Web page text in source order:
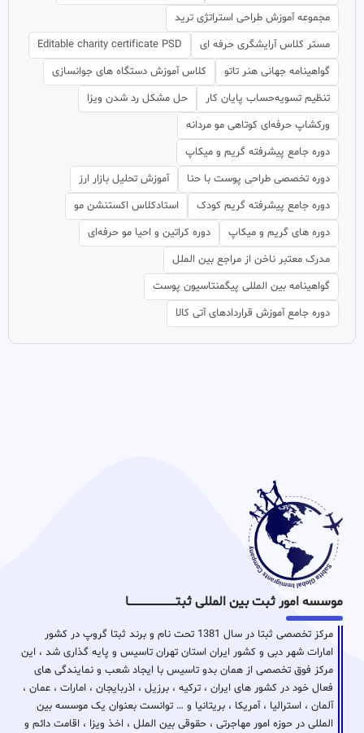
مجموعه آموزش طراحی استراتژی ترید
مستر کلاس آرایشگری حرفه ای
Editable charity certificate PSD
گواهینامه جهانی هنر تاتو
کلاس آموزش دستگاه های جوانسازی
تنظیم تسویه‌حساب پایان کار
حل مشکل رد شدن ویزا
ورکشاپ حرفه‌ای کوتاهی مو مردانه
دوره جامع پیشرفته گریم و میکاپ
دوره تخصصی طراحی پوست با حنا
آموزش تحلیل بازار ارز
دوره جامع پیشرفته گریم کودک
استادکلاس اکستنشن مو
دوره های گریم و میکاپ
دوره کراتین و احیا مو حرفه‌ای
مدرک معتبر ناخن از مراجع بین الملل
گواهینامه بین المللی پیگمنتاسیون پوست
دوره جامع آموزش قراردادهای آتی کالا
موسسه امور ثبت بین المللی ثبتـــــــــــــــــــــــــــــا
مرکز تخصصی ثبتا در سال 1381 تحت نام و برند ثبتا گروپ در کشور
امارات شهر دبی و کشور ایران استان تهران تاسیس و پایه گذاری شد ، این
مرکز فوق تخصصی از همان بدو تاسیس با ایجاد شعب و نمایندگی های
فعال خود در کشور های ایران ، ترکیه ، برزیل ، اذربایجان ، امارات ، عمان ،
آلمان ، استرالیا ، آمریکا ، بریتانیا و … توانست بعنوان یک موسسه بین
المللی در حوزه امور مهاجرتی ، حقوقی بین الملل ، اخذ ویزا ، اقامت دائم و